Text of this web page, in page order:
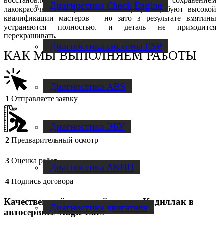
Диагностика Check Engine
Диагностика системы ESP
Диагностика ABS
Диагностика ЭБУ
Диагностика АКПП
Диагностика двигателя
лакокрасочного покрытия. Эти операции требуют высокой
квалификации мастеров – но зато в результате вмятины
устраняются полностью, и деталь не приходится
перекрашивать.
КАК МЫ ВЫПОЛНЯЕМ РАБОТЫ
1 Отправляете заявку
2 Предварительный осмотр
3 Оценка работ
4 Подпись договора
Качественный кузовной ремонт Кадиллак в
автосервисе Magic Cars